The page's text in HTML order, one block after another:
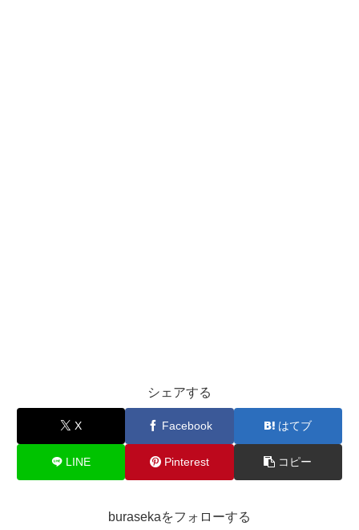
シェアする
X Facebook はてブ
LINE Pinterest コピー
burasekaをフォローする